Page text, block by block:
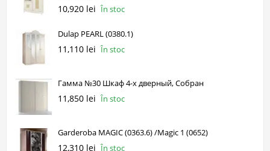
10,920 lei În stoc
Dulap PEARL (0380.1)
11,110 lei În stoc
Гамма №30 Шкаф 4-х дверный, Собран
11,850 lei În stoc
Garderoba MAGIC (0363.6) /Magic 1 (0652)
12,310 lei În stoc